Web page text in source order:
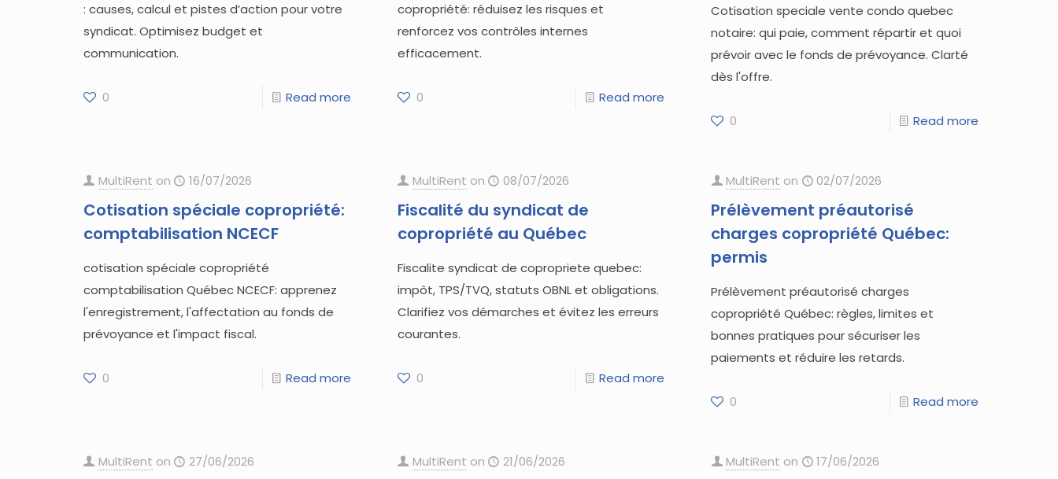
: causes, calcul et pistes d’action pour votre
syndicat. Optimisez budget et
communication.
0 Read more
copropriété: réduisez les risques et
renforcez vos contrôles internes
efficacement.
0 Read more
Cotisation speciale vente condo quebec
notaire: qui paie, comment répartir et quoi
prévoir avec le fonds de prévoyance. Clarté
dès l'offre.
0 Read more
MultiRent on 16/07/2026
Cotisation spéciale copropriété:
comptabilisation NCECF
cotisation spéciale copropriété
comptabilisation Québec NCECF: apprenez
l'enregistrement, l'affectation au fonds de
prévoyance et l'impact fiscal.
0 Read more
MultiRent on 08/07/2026
Fiscalité du syndicat de
copropriété au Québec
Fiscalite syndicat de copropriete quebec:
impôt, TPS/TVQ, statuts OBNL et obligations.
Clarifiez vos démarches et évitez les erreurs
courantes.
0 Read more
MultiRent on 02/07/2026
Prélèvement préautorisé
charges copropriété Québec:
permis
Prélèvement préautorisé charges
copropriété Québec: règles, limites et
bonnes pratiques pour sécuriser les
paiements et réduire les retards.
0 Read more
MultiRent on 27/06/2026 MultiRent on 21/06/2026 MultiRent on 17/06/2026